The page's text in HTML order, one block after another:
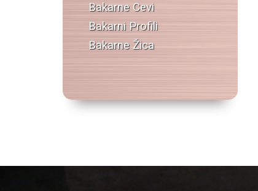
Bakarne Cevi
Bakarni Profili
Bakarne Žica